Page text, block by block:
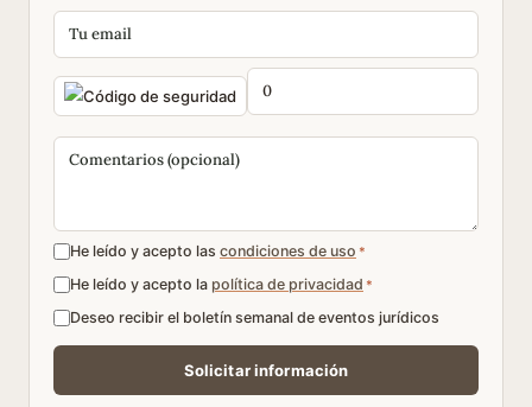
He leído y acepto las condiciones de uso *
He leído y acepto la política de privacidad *
Deseo recibir el boletín semanal de eventos jurídicos